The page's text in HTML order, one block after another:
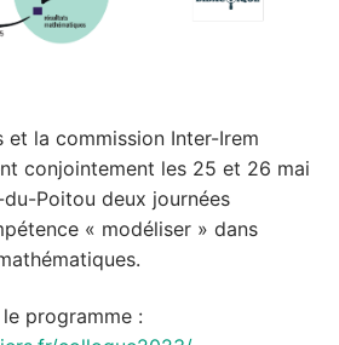
et la commission Inter-Irem
conjointement les 25 et 26 mai
Poitou deux journées
« modéliser » dans
programme :